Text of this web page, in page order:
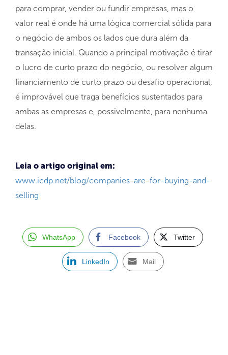
para comprar, vender ou fundir empresas, mas o
valor real é onde há uma lógica comercial sólida para
o negócio de ambos os lados que dura além da
transação inicial. Quando a principal motivação é tirar
o lucro de curto prazo do negócio, ou resolver algum
financiamento de curto prazo ou desafio operacional,
é improvável que traga benefícios sustentados para
ambas as empresas e, possivelmente, para nenhuma
delas.
Leia o artigo original em:
www.icdp.net/blog/companies-are-for-buying-and-
selling
WhatsApp Facebook Twitter
LinkedIn Mail